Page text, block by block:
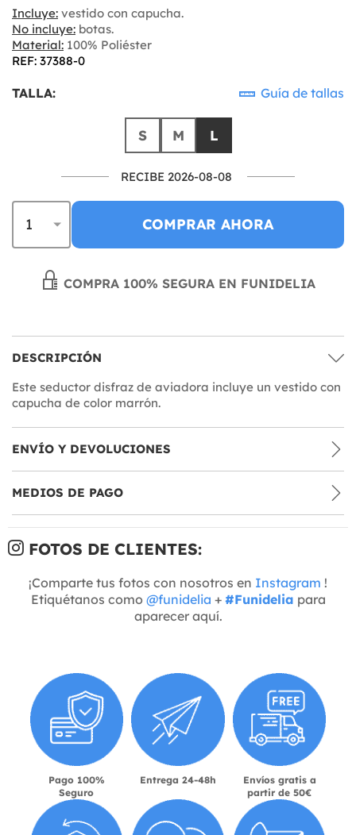
Incluye: vestido con capucha.
No incluye: botas.
Material: 100% Poliéster
REF: 37388-0
TALLA: Guía de tallas
S M L
RECIBE 2026-08-08
COMPRAR AHORA
COMPRA 100% SEGURA EN FUNIDELIA
DESCRIPCIÓN
Este seductor disfraz de aviadora incluye un vestido con
capucha de color marrón.
ENVÍO Y DEVOLUCIONES
MEDIOS DE PAGO
FOTOS DE CLIENTES:
¡Comparte tus fotos con nosotros en Instagram !
Etiquétanos como @funidelia + #Funidelia para
aparecer aquí.
Pago 100%
Seguro
Entrega 24-48h
Envíos gratis a
partir de 50€